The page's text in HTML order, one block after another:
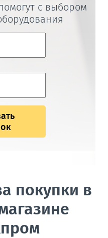
с выбором
покупки в